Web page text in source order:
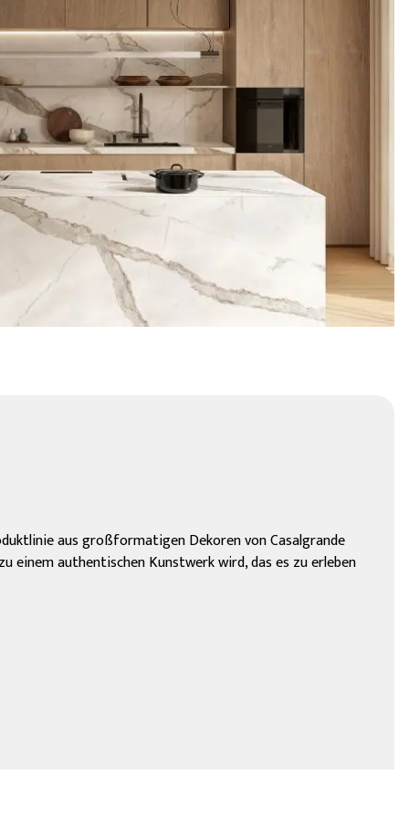
aus großformatigen Dekoren von Casalgrande
einem authentischen Kunstwerk wird, das es zu erleben